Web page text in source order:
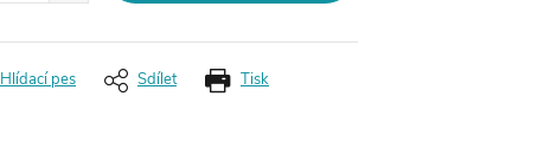
Tisk
Hlídací pes Sdílet